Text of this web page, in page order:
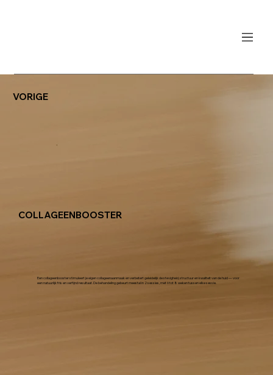
VORIGE
COLLAGEENBOOSTER
Een collageenbooster stimuleert je eigen collageenaanmaak en verbetert geleidelijk de stevigheid, structuur en kwaliteit van de huid — voor
een natuurlijk fris en verfijnd resultaat. De behandeling gebeurt meestal in 2 sessies, met 6 tot 8 weken tussen elke sessie.